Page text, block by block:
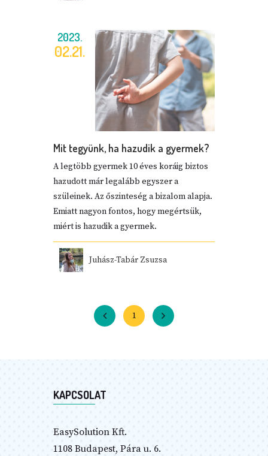
2023.
02.21.
Mit tegyünk, ha hazudik a gyermek?
A legtöbb gyermek 10 éves koráig biztos
hazudott már legalább egyszer a
szüleinek. Az őszinteség a bizalom alapja.
Emiatt nagyon fontos, hogy megértsük,
miért is hazudik a gyermek.
Juhász-Tabár Zsuzsa
1
KAPCSOLAT
EasySolution Kft.
1108 Budapest, Pára u. 6.